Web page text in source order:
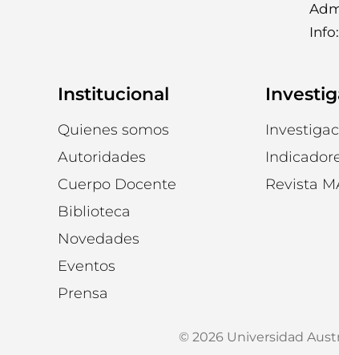
Info:
Institucional
Quienes somos
Autoridades
Cuerpo Docente
Biblioteca
Novedades
Eventos
Prensa
Revista
© 2026 Universidad